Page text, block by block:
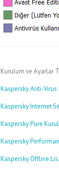
Kurulum ve Ayarlar
Kaspersky Anti-
Kaspersky Internet
Kaspersky Pure
Kaspersky
Kaspersky Offline